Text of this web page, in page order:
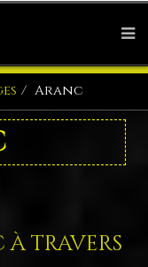
Aranc
à travers